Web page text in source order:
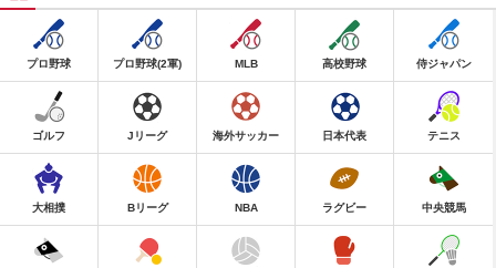
プロ野球 プロ野球(2軍) MLB 高校野球 侍ジャパン
ゴルフ Jリーグ 海外サッカー 日本代表 テニス
大相撲 Bリーグ NBA ラグビー 中央競馬